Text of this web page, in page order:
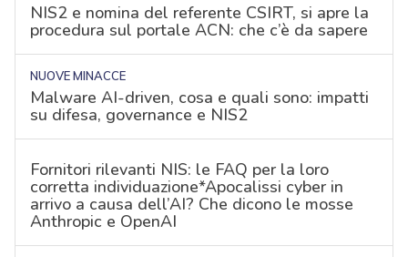
NIS2 e nomina del referente CSIRT, si apre la
procedura sul portale ACN: che c’è da sapere
NUOVE MINACCE
Malware AI-driven, cosa e quali sono: impatti
su difesa, governance e NIS2
Fornitori rilevanti NIS: le FAQ per la loro
corretta individuazione*Apocalissi cyber in
arrivo a causa dell’AI? Che dicono le mosse
Anthropic e OpenAI